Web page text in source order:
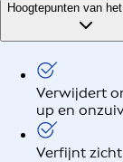
Hoogtepunten van
Verwijdert
up en
Verfijnt